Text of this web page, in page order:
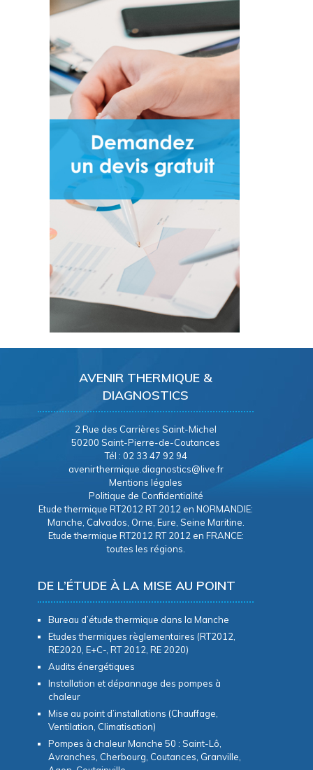
AVENIR THERMIQUE &
DIAGNOSTICS
2 Rue des Carrières Saint-Michel
50200 Saint-Pierre-de-Coutances
Tél : 02 33 47 92 94
avenirthermique.diagnostics@live.fr
Mentions légales
Politique de Confidentialité
Etude thermique RT2012 RT 2012 en NORMANDIE:
Manche, Calvados, Orne, Eure, Seine Maritine.
Etude thermique RT2012 RT 2012 en FRANCE:
toutes les régions.
DE L’ÉTUDE À LA MISE AU POINT
Bureau d’étude thermique dans la Manche
Etudes thermiques règlementaires (RT2012,
RE2020, E+C-, RT 2012, RE 2020)
Audits énergétiques
Installation et dépannage des pompes à
chaleur
Mise au point d’installations (Chauffage,
Ventilation, Climatisation)
Pompes à chaleur Manche 50 : Saint-Lô,
Avranches, Cherbourg, Coutances, Granville,